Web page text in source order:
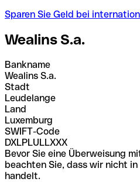
Sparen Sie Geld bei
Wealins S.a.
Bankname
Wealins S.a.
Stadt
Leudelange
Land
Luxemburg
SWIFT-Code
DXLPLULLXXX
Bevor Sie eine Überweisung
beachten Sie, dass wir nicht
handelt.